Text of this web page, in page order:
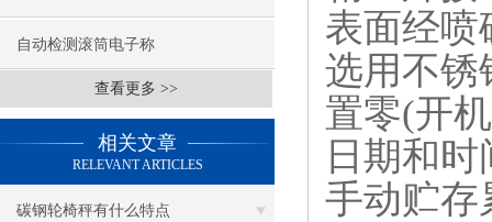
自动检测滚筒电子称
查看更多 >>
相关文章
RELEVANT ARTICLES
碳钢轮椅秤有什么特点
表面经喷
选用不锈
置零(开机
日期和
手动贮存